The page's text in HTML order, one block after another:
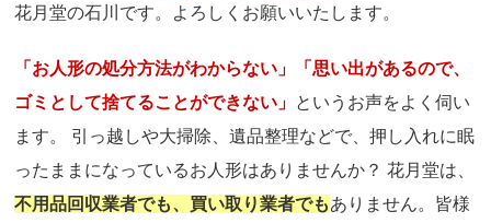
花月堂の石川です。よろしくお願いいたします。
「お人形の処分方法がわからない」「思い出があるので、
ゴミとして捨てることができない」 というお声をよく伺い
ます。 引っ越しや大掃除、遺品整理などで、押し入れに眠
ったままになっているお人形はありませんか？ 花月堂は、
不用品回収業者でも、買い取り業者でもありません。皆様